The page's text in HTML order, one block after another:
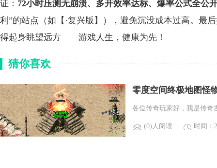
证： 72小时压测无崩溃、多开效率达标、爆率公式全公
利”的站点（如【·复兴版】），避免沉没成本过高。最
得起身眺望远方——游戏人生，健康为先！
猜你喜欢
零度空间终极地图怪
各位传奇玩家好，我是传奇
(0)人阅读 时间：